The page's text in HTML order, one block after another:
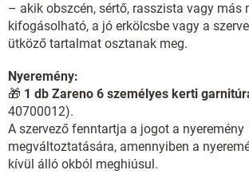
– akik obszcén, sértő, rasszista vagy más
kifogásolható, a jó erkölcsbe vagy a
ütköző tartalmat osztanak meg.
Nyeremény:
🎁 1 db Zareno 6 személyes kerti
40700012).
A szervező fenntartja a jogot a nyeremény
megváltoztatására, amennyiben a
kívül álló okból meghiúsul.